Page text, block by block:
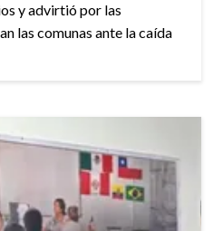
y advirtió por las
las comunas ante la caída